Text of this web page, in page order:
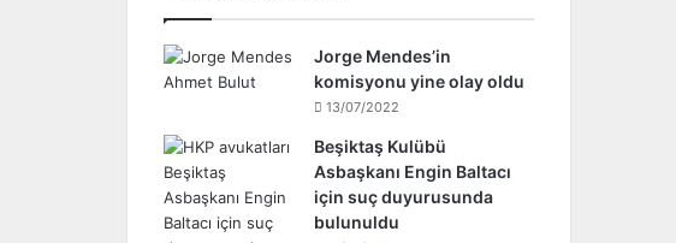
Jorge Mendes’in
komisyonu yine olay oldu
13/07/2022
Beşiktaş Kulübü
Asbaşkanı Engin Baltacı
için suç duyurusunda
bulunuldu